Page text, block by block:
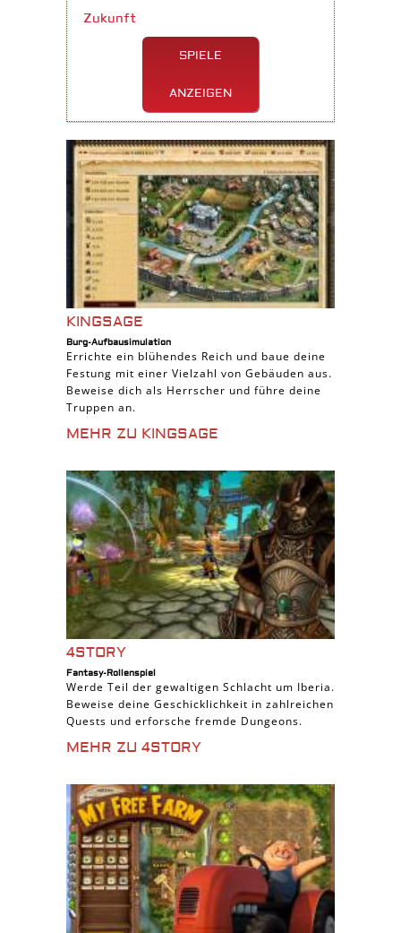
Zukunft
SPIELE
ANZEIGEN
KINGSAGE
Burg-Aufbausimulation
Errichte ein blühendes Reich und baue deine
Festung mit einer Vielzahl von Gebäuden aus.
Beweise dich als Herrscher und führe deine
Truppen an.
MEHR ZU KINGSAGE
4STORY
Fantasy-Rollenspiel
Werde Teil der gewaltigen Schlacht um Iberia.
Beweise deine Geschicklichkeit in zahlreichen
Quests und erforsche fremde Dungeons.
MEHR ZU 4STORY